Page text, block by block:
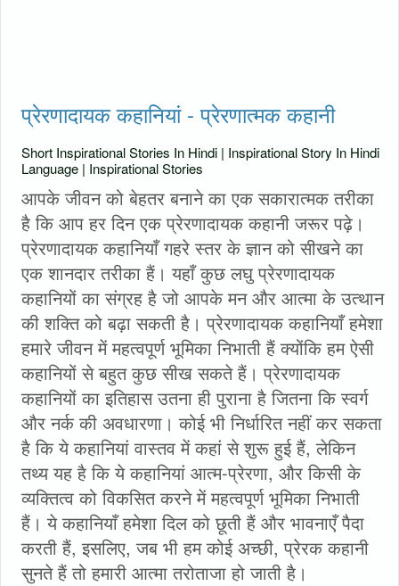
प्रेरणादायक कहानियां - प्रेरणात्मक कहानी
Short Inspirational Stories In Hindi | Inspirational Story In Hindi
Language | Inspirational Stories
आपके जीवन को बेहतर बनाने का एक सकारात्मक तरीका
है कि आप हर दिन एक प्रेरणादायक कहानी जरूर पढ़े।
प्रेरणादायक कहानियाँ गहरे स्तर के ज्ञान को सीखने का
एक शानदार तरीका हैं। यहाँ कुछ लघु प्रेरणादायक
कहानियों का संग्रह है जो आपके मन और आत्मा के उत्थान
की शक्ति को बढ़ा सकती है। प्रेरणादायक कहानियाँ हमेशा
हमारे जीवन में महत्वपूर्ण भूमिका निभाती हैं क्योंकि हम ऐसी
कहानियों से बहुत कुछ सीख सकते हैं। प्रेरणादायक
कहानियों का इतिहास उतना ही पुराना है जितना कि स्वर्ग
और नर्क की अवधारणा। कोई भी निर्धारित नहीं कर सकता
है कि ये कहानियां वास्तव में कहां से शुरू हुई हैं, लेकिन
तथ्य यह है कि ये कहानियां आत्म-प्रेरणा, और किसी के
व्यक्तित्व को विकसित करने में महत्वपूर्ण भूमिका निभाती
हैं। ये कहानियाँ हमेशा दिल को छूती हैं और भावनाएँ पैदा
करती हैं, इसलिए, जब भी हम कोई अच्छी, प्रेरक कहानी
सुनते हैं तो हमारी आत्मा तरोताजा हो जाती है।